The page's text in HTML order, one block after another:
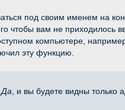
под своим именем на
чтобы вам не приходилось
компьютере,
эту функцию.
Да , и вы будете видны